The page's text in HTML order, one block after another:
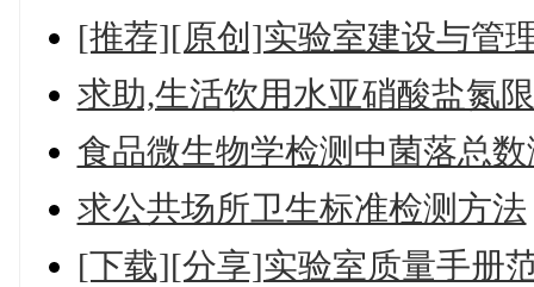
[推荐][原创]实验室建设与管
求助,生活饮用水亚硝酸盐氮
食品微生物学检测中菌落总
求公共场所卫生标准检测方法
[下载][分享]实验室质量手册